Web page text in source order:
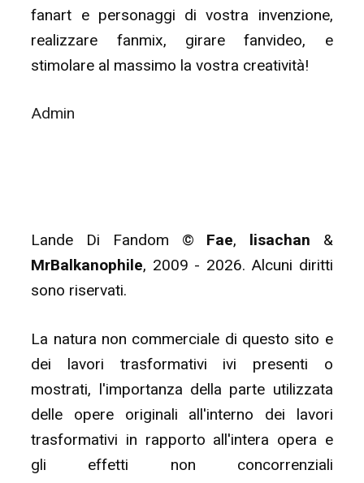
fanart e personaggi di vostra invenzione,
realizzare fanmix, girare fanvideo, e
stimolare al massimo la vostra creatività!
Admin
Lande Di Fandom © Fae, lisachan &
MrBalkanophile, 2009 - 2026. Alcuni diritti
sono riservati.
La natura non commerciale di questo sito e
dei lavori trasformativi ivi presenti o
mostrati, l'importanza della parte utilizzata
delle opere originali all'interno dei lavori
trasformativi in rapporto all'intera opera e
gli effetti non concorrenziali